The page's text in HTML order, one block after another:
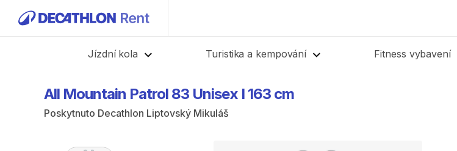
Jízdní kola Turistika a kempování Fitness vybavení
All Mountain Patrol 83 Unisex I 163 cm
Poskytnuto Decathlon Liptovský Mikuláš